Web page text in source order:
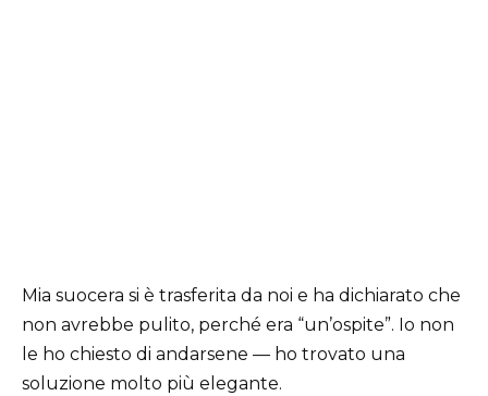
Mia suocera si è trasferita da noi e ha dichiarato che
non avrebbe pulito, perché era “un’ospite”. Io non
le ho chiesto di andarsene — ho trovato una
soluzione molto più elegante.